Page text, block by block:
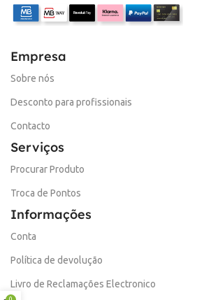
Empresa
Sobre nós
Desconto para profissionais
Contacto
Serviços
Procurar Produto
Troca de Pontos
Informações
Conta
Política de devolução
Livro de Reclamações Electronico